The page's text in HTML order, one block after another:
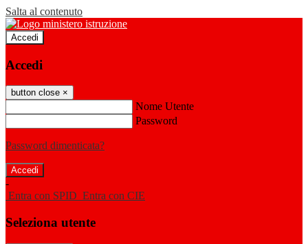
Salta al contenuto
Accedi
Accedi
button close ×
Nome Utente
Password
Password dimenticata?
-
Entra con SPID Entra con CIE
Seleziona utente